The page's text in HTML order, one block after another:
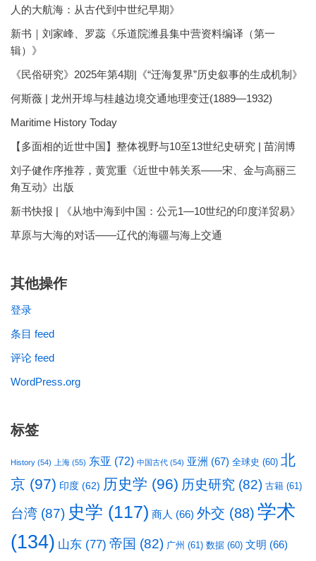
人的大航海：从古代到中世纪早期》
新书｜刘家峰、罗蕊《乐道院潍县集中营资料编译（第一
辑）》
《民俗研究》2025年第4期|《“迁海复界”历史叙事的生成机制》
何斯薇 | 龙州开埠与桂越边境交通地理变迁(1889—1932)
Maritime History Today
【多面相的近世中国】整体视野与10至13世纪史研究 | 苗润博
刘子健作序推荐，黄宽重《近世中韩关系——宋、金与高丽三
角互动》出版
新书快报 | 《从地中海到中国：公元1—10世纪的印度洋贸易》
草原与大海的对话——辽代的海疆与海上交通
其他操作
登录
条目 feed
评论 feed
WordPress.org
标签
History (54) 上海 (55) 东亚 (72) 中国古代 (54) 亚洲 (67) 全球史 (60) 北
京 (97) 印度 (62) 历史学 (96) 历史研究 (82) 古籍 (61)
台湾 (87) 史学 (117) 商人 (66) 外交 (88) 学术
(134) 山东 (77) 帝国 (82) 广州 (61) 数据 (60) 文明 (66)